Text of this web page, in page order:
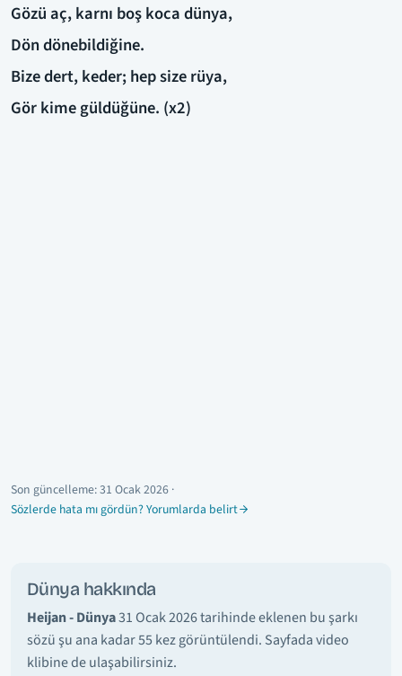
Gözü aç, karnı boş koca dünya,
Dön dönebildiğine.
Bize dert, keder; hep size rüya,
Gör kime güldüğüne. (x2)
Son güncelleme:31 Ocak 2026 ·
Sözlerde hata mı gördün? Yorumlarda belirt
Dünya hakkında
Heijan - Dünya31 Ocak 2026 tarihinde eklenen bu şarkı
sözü şu ana kadar 55 kez görüntülendi. Sayfada video
klibine de ulaşabilirsiniz.